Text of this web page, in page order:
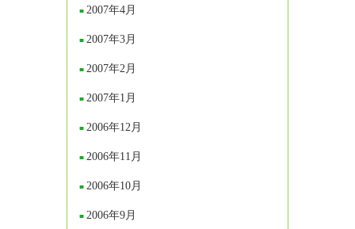
2007年4月
2007年3月
2007年2月
2007年1月
2006年12月
2006年11月
2006年10月
2006年9月